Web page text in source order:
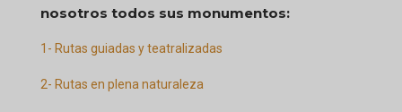
nosotros todos sus monumentos:
1- Rutas guiadas y teatralizadas
2- Rutas en plena naturaleza